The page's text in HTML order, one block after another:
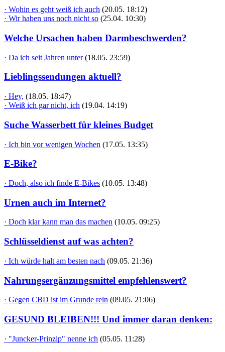
· Wohin es geht weiß ich auch (20.05. 18:12)
· Wir haben uns noch nicht so (25.04. 10:30)
Welche Ursachen haben Darmbeschwerden?
· Da ich seit Jahren unter (18.05. 23:59)
Lieblingssendungen aktuell?
· Hey, (18.05. 18:47)
· Weiß ich gar nicht, ich (19.04. 14:19)
Suche Wasserbett für kleines Budget
· Ich bin vor wenigen Wochen (17.05. 13:35)
E-Bike?
· Doch, also ich finde E-Bikes (10.05. 13:48)
Urnen auch im Internet?
· Doch klar kann man das machen (10.05. 09:25)
Schlüsseldienst auf was achten?
· Ich würde halt am besten nach (09.05. 21:36)
Nahrungsergänzungsmittel empfehlenswert?
· Gegen CBD ist im Grunde rein (09.05. 21:06)
GESUND BLEIBEN!!! Und immer daran denken:
· "Juncker-Prinzip" nenne ich (05.05. 11:28)